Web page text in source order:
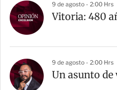
9 de agosto - 2:00 Hrs
Vitoria: 480
9 de agosto - 2:00 Hrs
Un asunto de